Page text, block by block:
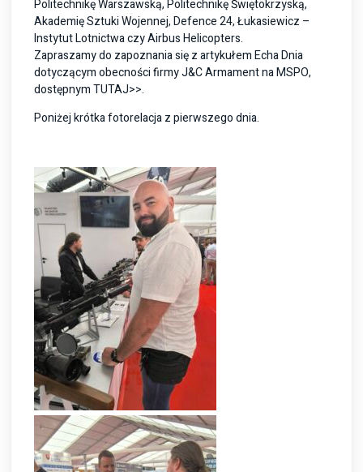
Politechnikę Warszawską, Politechnikę Świętokrzyską,
Akademię Sztuki Wojennej, Defence 24, Łukasiewicz –
Instytut Lotnictwa czy Airbus Helicopters.
Zapraszamy do zapoznania się z artykułem Echa Dnia
dotyczącym obecności firmy J&C Armament na MSPO,
dostępnymTUTAJ>>.
Poniżej krótka fotorelacja z pierwszego dnia.